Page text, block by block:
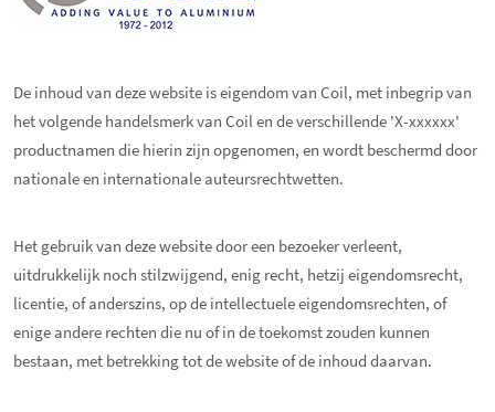
De inhoud van deze website is eigendom van Coil, met inbegrip van
het volgende handelsmerk van Coil en de verschillende 'X-xxxxxx'
productnamen die hierin zijn opgenomen, en wordt beschermd door
nationale en internationale auteursrechtwetten.
Het gebruik van deze website door een bezoeker verleent,
uitdrukkelijk noch stilzwijgend, enig recht, hetzij eigendomsrecht,
licentie, of anderszins, op de intellectuele eigendomsrechten, of
enige andere rechten die nu of in de toekomst zouden kunnen
bestaan, met betrekking tot de website of de inhoud daarvan.